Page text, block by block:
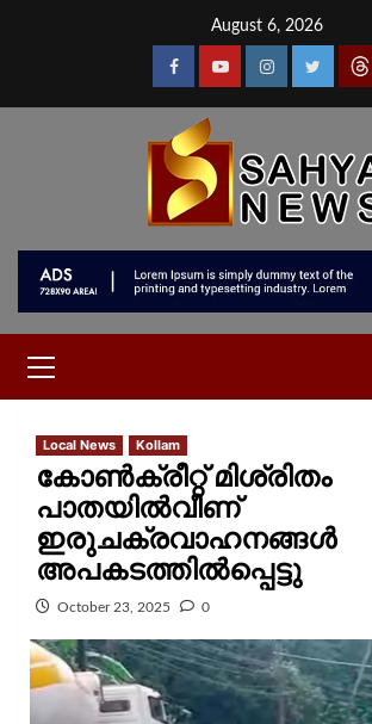
August 6, 2026
Local News Kollam
കോൺക്രീറ്റ് മിശ്രിതം
പാതയിൽവീണ്
ഇരുചക്രവാഹനങ്ങൾ
അപകടത്തിൽപ്പെട്ടു
October 23, 2025 0